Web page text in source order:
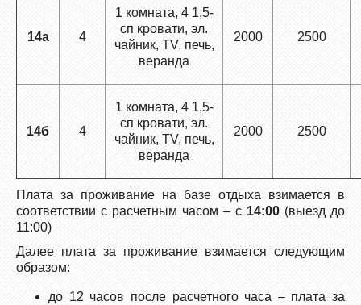
14а 4
1 комната, 4 1,5-
сп кровати, эл.
чайник, ТV, печь,
веранда
2000 2500
14б 4
1 комната, 4 1,5-
сп кровати, эл.
чайник, ТV, печь,
веранда
2000 2500
Плата за проживание на базе отдыха взимается в
соответствии с расчетным часом – с 14:00 (выезд до
11:00)
Далее плата за проживание взимается следующим
образом:
до 12 часов после расчетного часа – плата за